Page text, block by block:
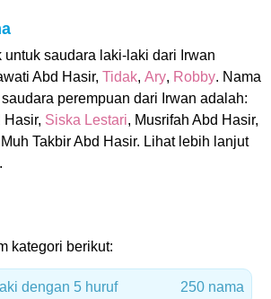
untuk saudara laki-laki dari Irwan
Abd Hasir, Tidak, Ary, Robby. Nama
perempuan dari Irwan adalah:
Hasir, Siska Lestari, Musrifah Abd Hasir,
Takbir Abd Hasir. Lihat lebih lanjut
.
kategori berikut:
dengan 5 huruf 250 nama